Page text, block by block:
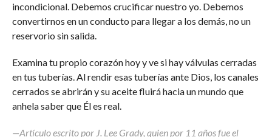
incondicional. Debemos crucificar nuestro yo. Debemos
convertirnos en un conducto para llegar a los demás, no un
reservorio sin salida.
Examina tu propio corazón hoy y ve si hay válvulas cerradas
en tus tuberías. Al rendir esas tuberías ante Dios, los canales
cerrados se abrirán y su aceite fluirá hacia un mundo que
anhela saber que Él es real.
—Artículo escrito por J. Lee Grady, quien por 11 años fue el